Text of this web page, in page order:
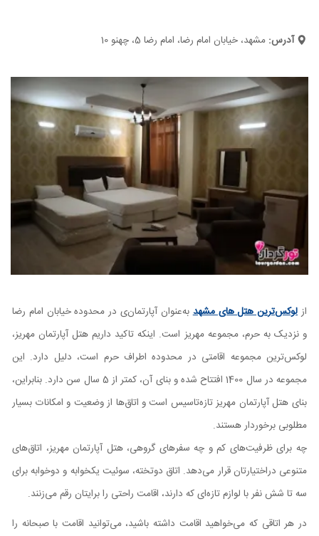
آدرس: مشهد، خیابان امام رضا، امام رضا 5، چهنو 10
ازلوکس‌ترین هتل های مشهدبه‌عنوان آپارتمان‌ی در محدوده خیابان امام رضا
و نزدیک به حرم، مجموعه مهریز است. اینکه تاکید داریم هتل آپارتمان مهریز،
لوکس‌ترین مجموعه اقامتی در محدوده اطراف حرم است، دلیل دارد. این
مجموعه در سال 1400 افتتاح شده و بنای آن، کمتر از 5 سال سن دارد. بنابراین،
بنای هتل آپارتمان مهریز تازه‌تاسیس است و اتاق‌ها از وضعیت و امکانات بسیار
مطلوبی برخوردار هستند.
چه برای ظرفیت‌های کم و چه سفرهای گروهی، هتل آپارتمان مهریز، اتاق‌های
متنوعی دراختیارتان قرار می‌دهد. اتاق دوتخته، سوئیت یکخوابه و دوخوابه برای
سه تا شش نفر با لوازم تازه‌ای که دارند، اقامت راحتی را برایتان رقم می‌زنند.
در هر اتاقی که می‌خواهید اقامت داشته باشید، می‌توانید اقامت با صبحانه را